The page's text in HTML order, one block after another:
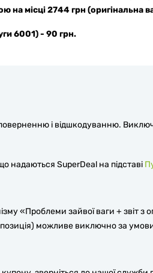
місці 2744 грн (оригінальна
6001) - 90 грн.
і відшкодуванню.
надаються SuperDeal на підставі
«Проблеми зайвої ваги + звіт з
можливе виключно за